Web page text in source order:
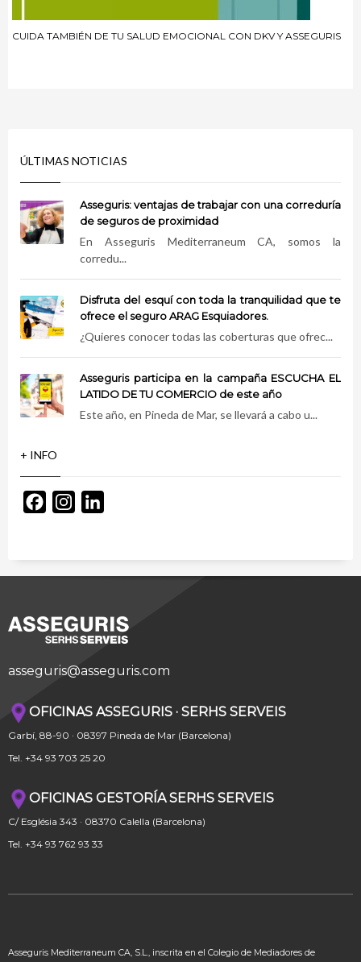
CUIDA TAMBIÉN DE TU SALUD EMOCIONAL CON DKV Y ASSEGURIS
ÚLTIMAS NOTICIAS
Asseguris: ventajas de trabajar con una correduría
de seguros de proximidad
En Asseguris Mediterraneum CA, somos la
corredu...
Disfruta del esquí con toda la tranquilidad que te
ofrece el seguro ARAG Esquiadores.
¿Quieres conocer todas las coberturas que ofrec...
Asseguris participa en la campaña ESCUCHA EL
LATIDO DE TU COMERCIO de este año
Este año, en Pineda de Mar, se llevará a cabo u...
+ INFO
FacebookInstagram
asseguris@asseguris.com
OFICINAS ASSEGURIS · SERHS SERVEIS
Garbí, 88-90 · 08397 Pineda de Mar (Barcelona)
Tel. +34 93 703 25 20
OFICINAS GESTORÍA SERHS SERVEIS
C/ Església 343 · 08370 Calella (Barcelona)
Tel. +34 93 762 93 33
Asseguris Mediterraneum CA, S.L., inscrita en el Colegio de Mediadores de